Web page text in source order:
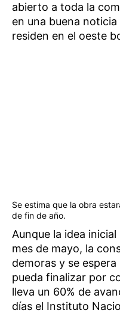
abierto a toda la
en una buena
residen en el oeste
Se estima que la obra
de fin de año.
Aunque la idea
mes de mayo, la
demoras y se
pueda finalizar por
lleva un 60% de
días el Instituto